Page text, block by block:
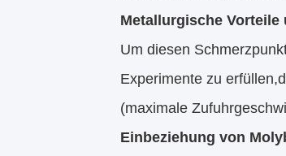
Metallurgische Vorteile
Um diesen
Experimente zu
(maximale
Einbeziehung von